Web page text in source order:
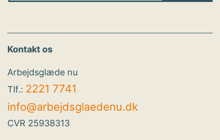
Kontakt os
Arbejdsglæde nu
Tlf.: 2221 7741
info@arbejdsglaedenu.dk
CVR 25938313